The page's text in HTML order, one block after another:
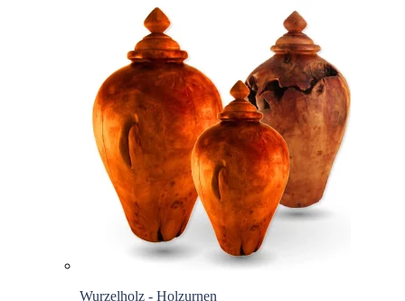
Wurzelholz - Holzurnen